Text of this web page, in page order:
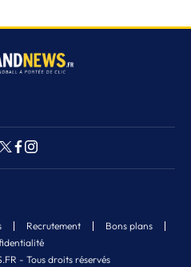
- Tous droits réservés
Recrutement
Bons plans